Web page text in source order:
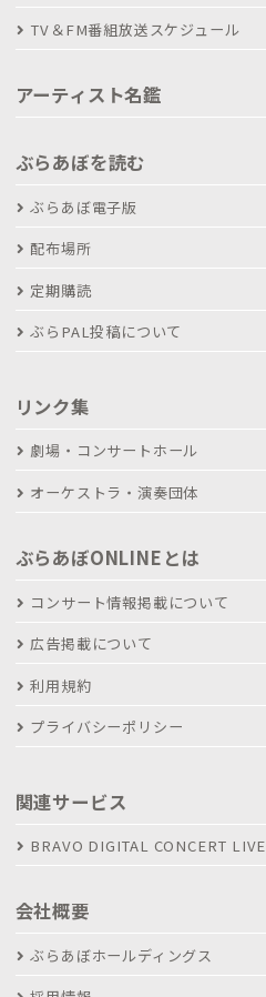
TV＆FM番組放送スケジュール
アーティスト名鑑
ぶらあぼを読む
ぶらあぼ電子版
配布場所
定期購読
ぶらPAL投稿について
リンク集
劇場・コンサートホール
オーケストラ・演奏団体
ぶらあぼONLINEとは
コンサート情報掲載について
広告掲載について
利用規約
プライバシーポリシー
関連サービス
BRAVO DIGITAL CONCERT LIVE
会社概要
ぶらあぼホールディングス